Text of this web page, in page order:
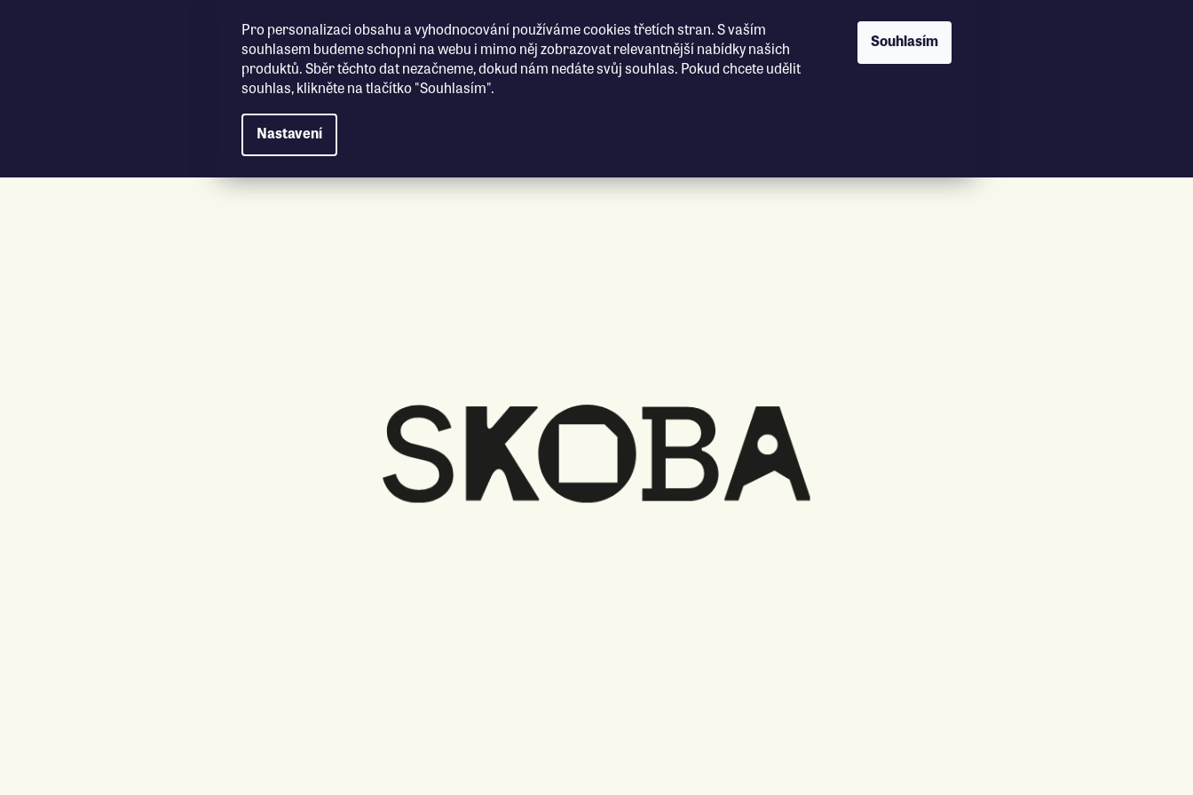
Pro personalizaci obsahu a vyhodnocování používáme cookies třetích stran. S vaším
souhlasem budeme schopni na webu i mimo něj zobrazovat relevantnější nabídky našich
produktů. Sběr těchto dat nezačneme, dokud nám nedáte svůj souhlas. Pokud chcete udělit
souhlas, klikněte na tlačítko "Souhlasím".
Nastavení
Souhlasím